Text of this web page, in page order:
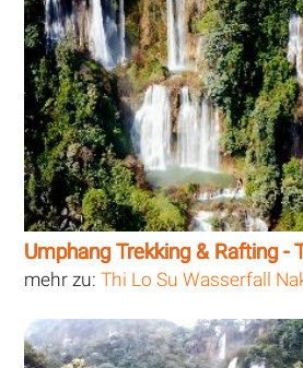
Umphang Trekking & Rafting -
mehr zu:Thi Lo Su Wasserfall